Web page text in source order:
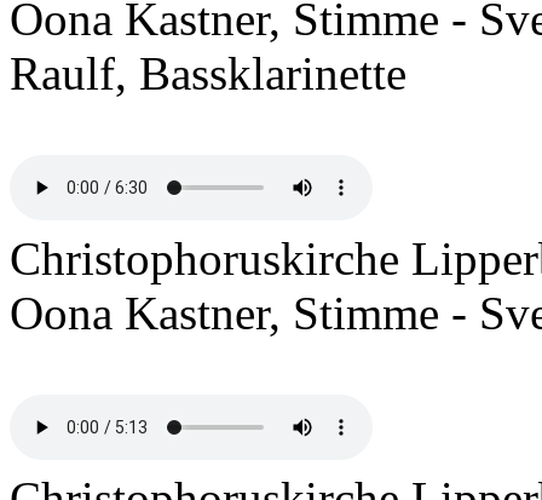
Oona Kastner, Stimme -
Raulf, Bassklarinette
Christophoruskirche
Oona Kastner, Stimme -